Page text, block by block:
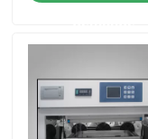
Chambre